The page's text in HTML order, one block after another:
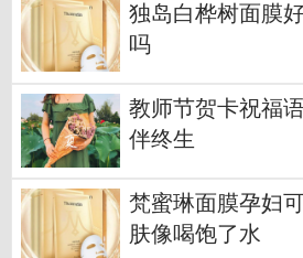
独岛白桦树面膜
吗
教师节贺卡祝福
伴终生
梵蜜琳面膜孕妇
肤像喝饱了水